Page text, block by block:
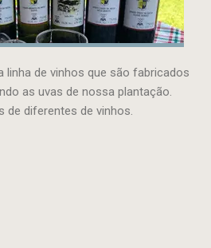
linha de vinhos que são fabricados
as uvas de nossa plantação.
diferentes de vinhos.